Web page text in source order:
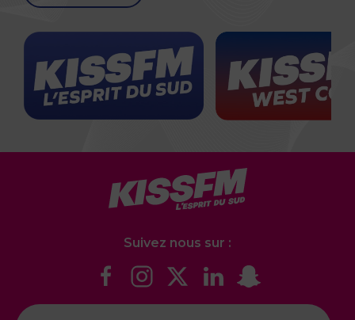
Suivez nous sur :